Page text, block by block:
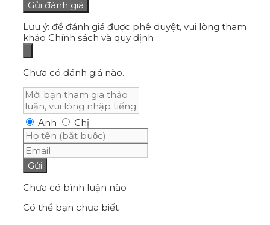
Lưu ý: để đánh giá được phê duyệt, vui lòng tham
khảo Chính sách và quy định
Chưa có đánh giá nào.
Anh Chị
Gửi
Chưa có bình luận nào
Có thể bạn chưa biết